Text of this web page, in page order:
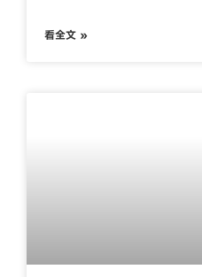
看全文 »